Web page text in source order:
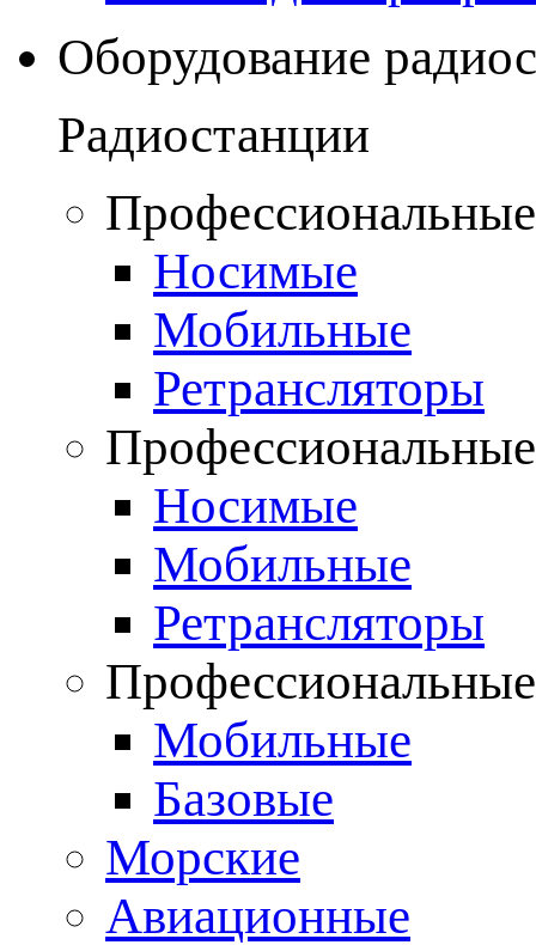
Оборудование
Радиостанции
Носимые
Мобильные
Ретрансляторы
Носимые
Мобильные
Ретрансляторы
Мобильные
Базовые
Морские
Авиационные